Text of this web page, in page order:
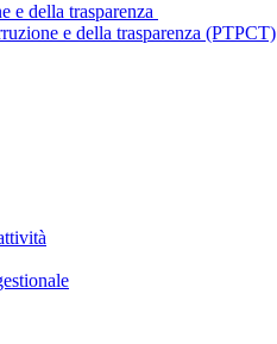
e della trasparenza
e della trasparenza (PTPCT)